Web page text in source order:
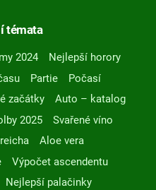
témata
2024
Nejlepší horory
Partie
Počasí
začátky
Auto – katalog
2025
Svařené víno
Aloe vera
Výpočet ascendentu
Nejlepší palačinky